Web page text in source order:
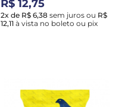
R$ 12,75
2x de R$ 6,38 sem juros ou R$
12,11 à vista no boleto ou pix